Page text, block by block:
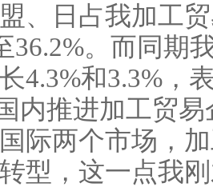
、日占我加工
36.2%。而同期
4.3%和3.3%，
内推进加工贸
际两个市场，
型，这一点我